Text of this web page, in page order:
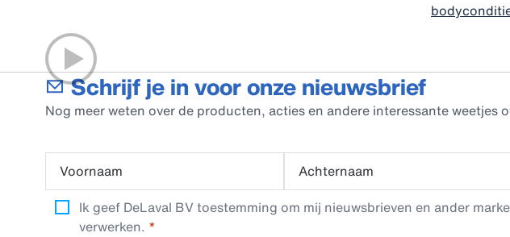
Schrijf je in voor onze nieuwsbrief
Nog meer weten over de producten, acties en andere interessante weetjes
Voornaam Achternaam
Ik geef DeLaval BV toestemming om mij nieuwsbrieven en ander
verwerken.